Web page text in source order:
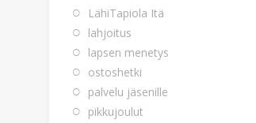
LähiTapiola Itä
lahjoitus
lapsen menetys
ostoshetki
palvelu jäsenille
pikkujoulut